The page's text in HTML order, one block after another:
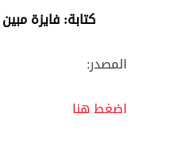
كتابة: فايزة مبين Faiza Mubeen
المصدر:
اضغط هنا